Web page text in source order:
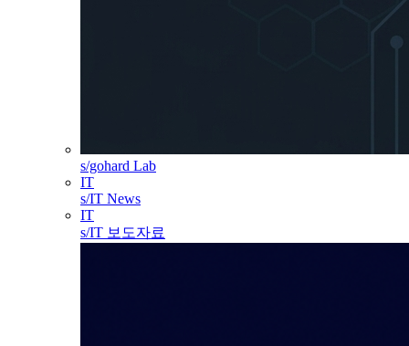
s/gohard Lab
IT
s/IT News
IT
s/IT 보도자료